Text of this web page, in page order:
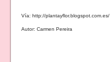
Vía: http://plantayflor.blogspot.com.es/
Autor: Carmen Pereira